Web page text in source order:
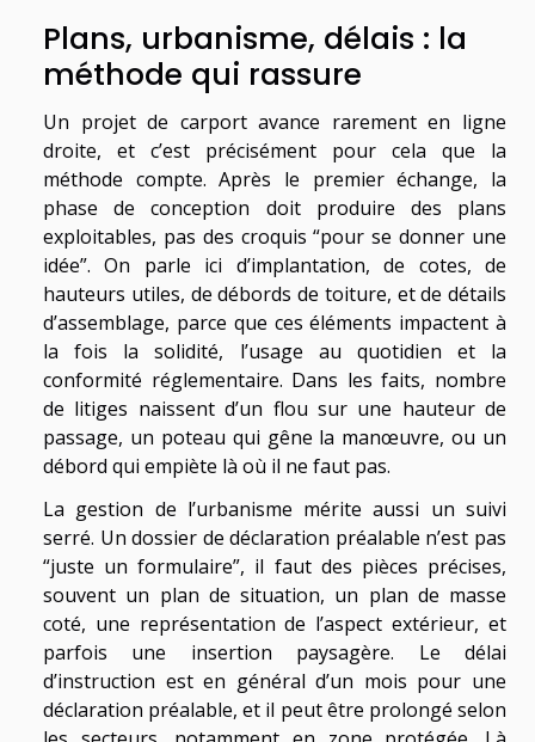
Plans, urbanisme, délais : la
méthode qui rassure
Un projet de carport avance rarement en ligne
droite, et c’est précisément pour cela que la
méthode compte. Après le premier échange, la
phase de conception doit produire des plans
exploitables, pas des croquis “pour se donner une
idée”. On parle ici d’implantation, de cotes, de
hauteurs utiles, de débords de toiture, et de détails
d’assemblage, parce que ces éléments impactent à
la fois la solidité, l’usage au quotidien et la
conformité réglementaire. Dans les faits, nombre
de litiges naissent d’un flou sur une hauteur de
passage, un poteau qui gêne la manœuvre, ou un
débord qui empiète là où il ne faut pas.
La gestion de l’urbanisme mérite aussi un suivi
serré. Un dossier de déclaration préalable n’est pas
“juste un formulaire”, il faut des pièces précises,
souvent un plan de situation, un plan de masse
coté, une représentation de l’aspect extérieur, et
parfois une insertion paysagère. Le délai
d’instruction est en général d’un mois pour une
déclaration préalable, et il peut être prolongé selon